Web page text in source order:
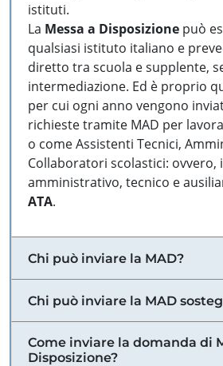
istituti.
La Messa a Disposizione può
qualsiasi istituto italiano e
diretto tra scuola e supplente,
intermediazione. Ed è proprio
per cui ogni anno vengono
richieste tramite MAD per
o come Assistenti Tecnici,
Collaboratori scolastici: ovvero,
amministrativo, tecnico e
ATA.
Chi può inviare la MAD?
Chi può inviare la MAD
Come inviare la domanda di
Disposizione?